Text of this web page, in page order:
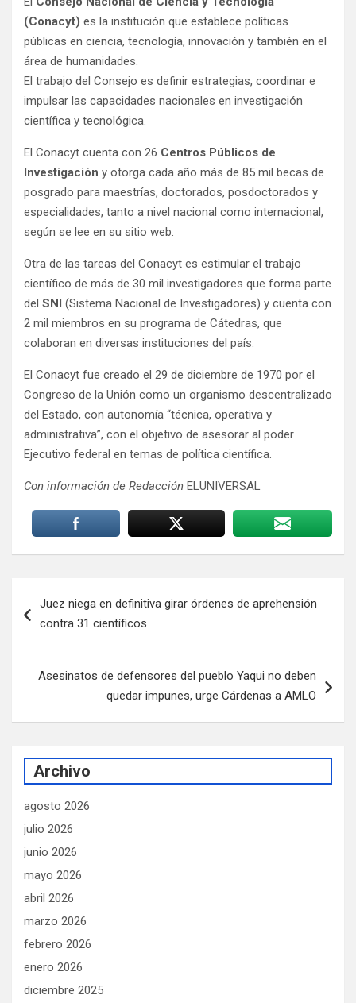
(Conacyt) es la institución que establece políticas
públicas en ciencia, tecnología, innovación y también en el
área de humanidades.
El trabajo del Consejo es definir estrategias, coordinar e
impulsar las capacidades nacionales en investigación
científica y tecnológica.
El Conacyt cuenta con 26 Centros Públicos de
Investigación y otorga cada año más de 85 mil becas de
posgrado para maestrías, doctorados, posdoctorados y
especialidades, tanto a nivel nacional como internacional,
según se lee en su sitio web.
Otra de las tareas del Conacyt es estimular el trabajo
científico de más de 30 mil investigadores que forma parte
del SNI (Sistema Nacional de Investigadores) y cuenta con
2 mil miembros en su programa de Cátedras, que
colaboran en diversas instituciones del país.
El Conacyt fue creado el 29 de diciembre de 1970 por el
Congreso de la Unión como un organismo descentralizado
del Estado, con autonomía “técnica, operativa y
administrativa”, con el objetivo de asesorar al poder
Ejecutivo federal en temas de política científica.
Con información de Redacción ELUNIVERSAL
de
Juez niega en definitiva girar órdenes de aprehensión
contra 31 científicos
Asesinatos de defensores del pueblo Yaqui no deben
quedar impunes, urge Cárdenas a AMLO
Archivo
agosto 2026
julio 2026
junio 2026
mayo 2026
abril 2026
marzo 2026
febrero 2026
enero 2026
diciembre 2025